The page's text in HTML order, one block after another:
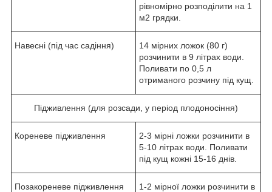
рівномірно розподілити на 1
м2 грядки.
Навесні (під час садіння)
14 мірних ложок (80 г)
розчинити в 9 літрах води.
Поливати по 0,5 л
отриманого розчину під кущ.
Підживлення (для розсади, у період плодоносіння)
Кореневе підживлення
2-3 мірні ложки розчинити в
5-10 літрах води. Поливати
під кущ кожні 15-16 днів.
Позакореневе підживлення
1-2 мірної ложки розчинити в